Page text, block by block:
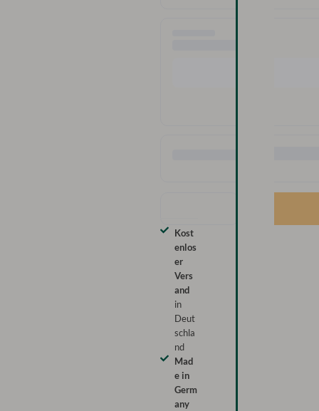
Kost
enlos
er
Vers
and
in
Deut
schla
nd
Mad
e in
Germ
any